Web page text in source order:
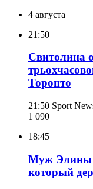
4 августа
21:50
Свитолина
Торонто
21:50 Sport
1 090
18:45
Муж Элины
который